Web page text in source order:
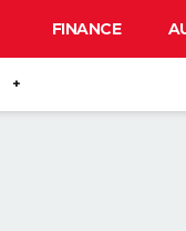
FINANCE
+